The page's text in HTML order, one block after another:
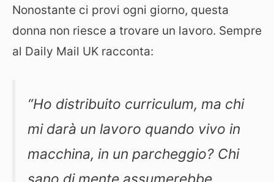
Nonostante ci provi ogni giorno, questa
donna non riesce a trovare un lavoro. Sempre
al Daily Mail UK racconta:
“Ho distribuito curriculum, ma chi
mi darà un lavoro quando vivo in
macchina, in un parcheggio? Chi